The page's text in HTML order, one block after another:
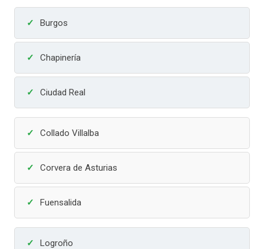
Burgos
Chapinería
Ciudad Real
Collado Villalba
Corvera de Asturias
Fuensalida
Logroño